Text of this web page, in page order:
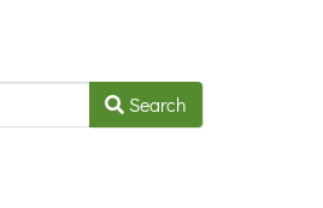
Search